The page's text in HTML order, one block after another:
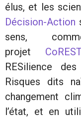
élus, et les
Décision-Action
sens,
projet
RESilience
Risques dits
changement
l’état, et en